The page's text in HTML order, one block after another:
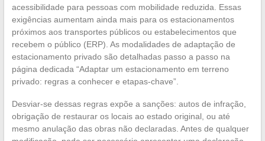
acessibilidade para pessoas com mobilidade reduzida. Essas
exigências aumentam ainda mais para os estacionamentos
próximos aos transportes públicos ou estabelecimentos que
recebem o público (ERP). As modalidades de adaptação de
estacionamento privado são detalhadas passo a passo na
página dedicada “Adaptar um estacionamento em terreno
privado: regras a conhecer e etapas-chave”.
Desviar-se dessas regras expõe a sanções: autos de infração,
obrigação de restaurar os locais ao estado original, ou até
mesmo anulação das obras não declaradas. Antes de qualquer